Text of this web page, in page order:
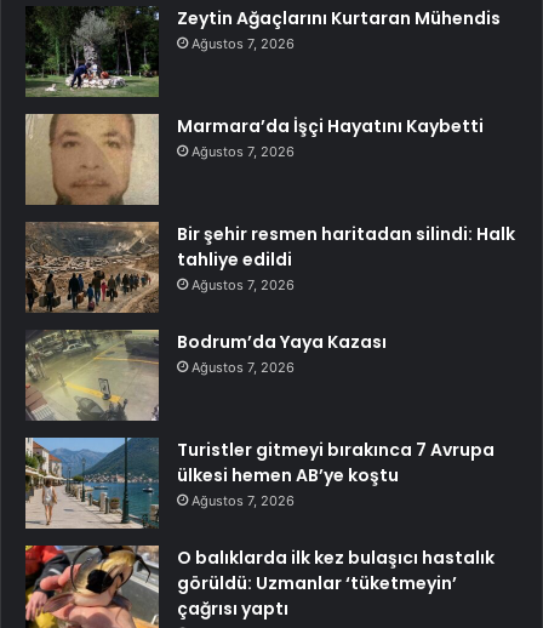
Zeytin Ağaçlarını Kurtaran Mühendis
Ağustos 7, 2026
Marmara’da İşçi Hayatını Kaybetti
Ağustos 7, 2026
Bir şehir resmen haritadan silindi: Halk
tahliye edildi
Ağustos 7, 2026
Bodrum’da Yaya Kazası
Ağustos 7, 2026
Turistler gitmeyi bırakınca 7 Avrupa
ülkesi hemen AB’ye koştu
Ağustos 7, 2026
O balıklarda ilk kez bulaşıcı hastalık
görüldü: Uzmanlar ‘tüketmeyin’
çağrısı yaptı